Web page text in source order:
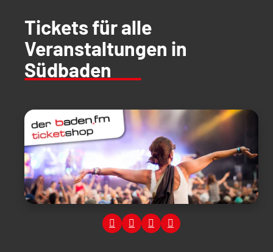
Tickets für alle
Veranstaltungen in
Südbaden